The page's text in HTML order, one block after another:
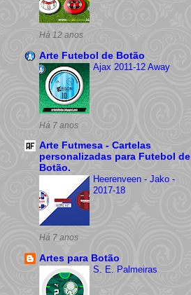
Há 12 anos
Arte Futebol de Botão
Ajax 2011-12 Away
Há 7 anos
Arte Futmesa - Cartelas
personalizadas para Futebol de
Botão.
Heerenveen - Jako -
2017-18
Há 7 anos
Artes para Botão
S. E. Palmeiras